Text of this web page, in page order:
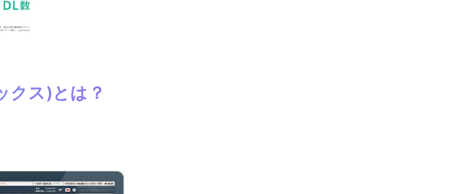
クス)とは？